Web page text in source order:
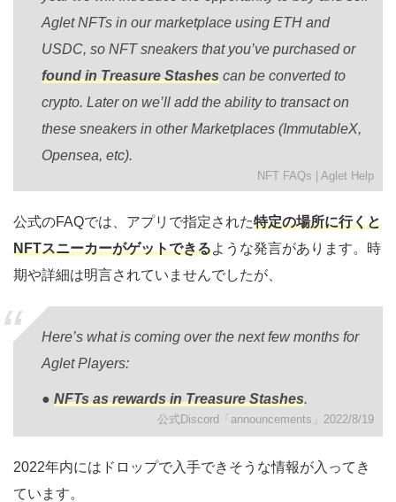
Aglet NFTs in our marketplace using ETH and
USDC, so NFT sneakers that you’ve purchased or
found in Treasure Stashes can be converted to
crypto. Later on we’ll add the ability to transact on
these sneakers in other Marketplaces (ImmutableX,
Opensea, etc).
NFT FAQs | Aglet Help
公式のFAQでは、アプリで指定された特定の場所に行くと
NFTスニーカーがゲットできるような発言があります。時
期や詳細は明言されていませんでしたが、
Here’s what is coming over the next few months for
Aglet Players:
● NFTs as rewards in Treasure Stashes.
公式Discord「announcements」2022/8/19
2022年内にはドロップで入手できそうな情報が入ってき
ています。